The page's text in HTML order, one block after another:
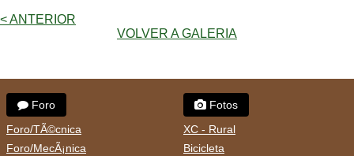
< ANTERIOR
VOLVER A GALERIA
Foro
Foro/TÃ©cnica
Foro/MecÃ¡nica
Fotos
XC - Rural
Bicicleta